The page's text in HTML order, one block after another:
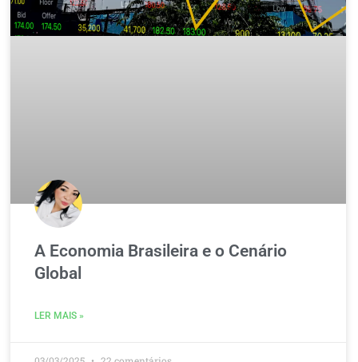
A Economia Brasileira e o Cenário
Global
LER MAIS »